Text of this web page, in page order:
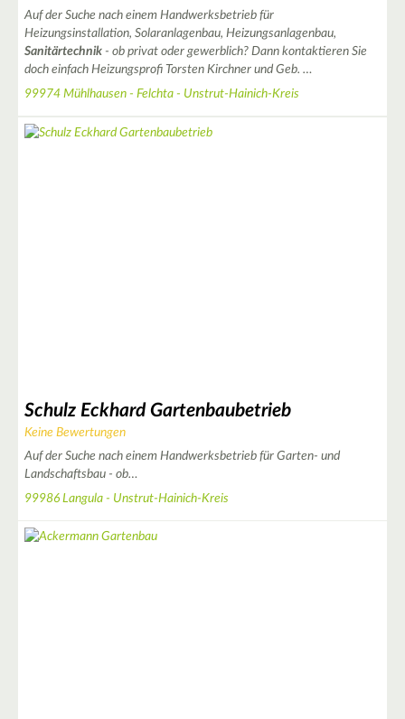
Auf der Suche nach einem Handwerksbetrieb für
Heizungsinstallation, Solaranlagenbau, Heizungsanlagenbau,
Sanitärtechnik - ob privat oder gewerblich? Dann kontaktieren Sie
doch einfach Heizungsprofi Torsten Kirchner und Geb. …
99974 Mühlhausen - Felchta - Unstrut-Hainich-Kreis
Schulz Eckhard Gartenbaubetrieb
Keine Bewertungen
Auf der Suche nach einem Handwerksbetrieb für Garten- und
Landschaftsbau - ob…
99986 Langula - Unstrut-Hainich-Kreis